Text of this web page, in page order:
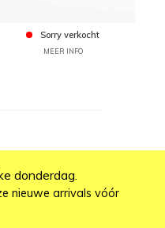
Sorry verkocht
MEER INFO
donderdag.
nieuwe arrivals vóór